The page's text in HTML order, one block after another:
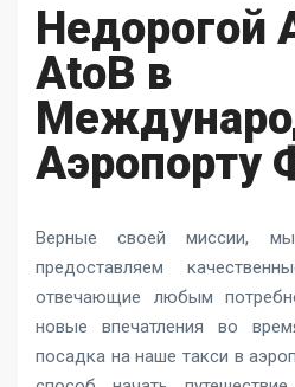
Недорогой
AtoB в
Аэропорту
Верные своей миссии,
предоставляем
отвечающие любым
новые впечатления во
посадка на наше такси в